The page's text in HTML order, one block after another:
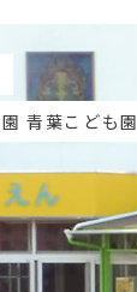
青葉こども園